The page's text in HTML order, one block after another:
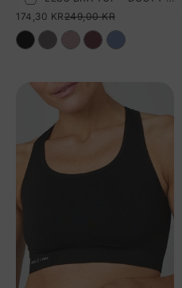
SALGSPRIS
174,30 KRNORMALPRIS
249,00 KR